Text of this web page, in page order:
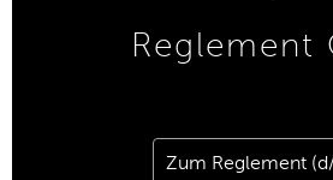
Reglement
Zum Reglement